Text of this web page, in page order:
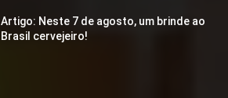
Artigo: Neste 7 de agosto, um brinde ao
Brasil cervejeiro!